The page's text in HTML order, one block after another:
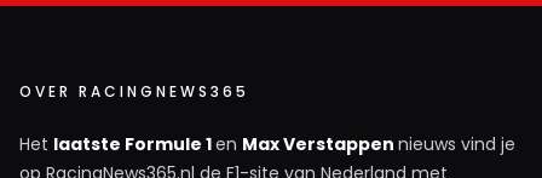
OVER RACINGNEWS365
Het laatste Formule 1en Max Verstappen nieuws vind je